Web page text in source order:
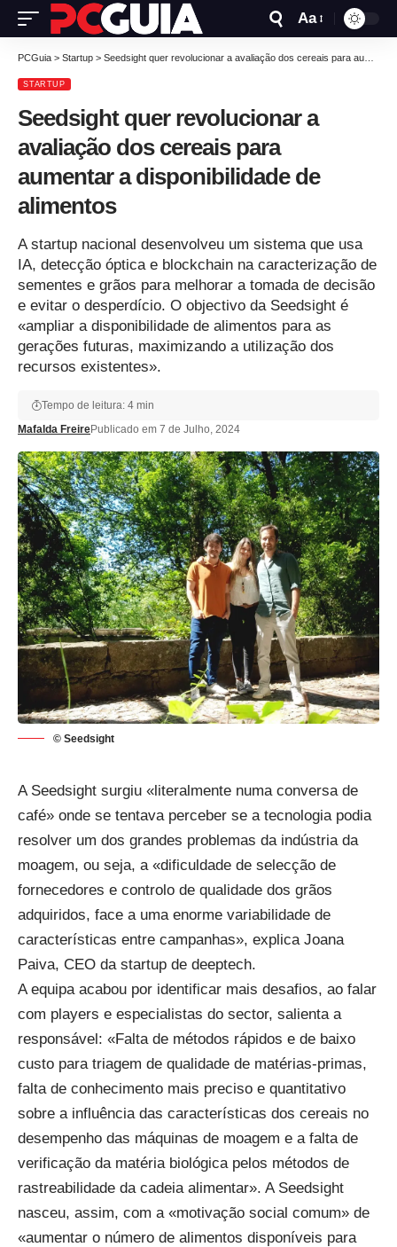
Aa
PCGuia > Startup > Seedsight quer revolucionar a avaliação dos cereais para aumentar a disponibilidade de alimentos
STARTUP
Seedsight quer revolucionar a
avaliação dos cereais para
aumentar a disponibilidade de
alimentos
A startup nacional desenvolveu um sistema que usa
IA, detecção óptica e blockchain na caracterização de
sementes e grãos para melhorar a tomada de decisão
e evitar o desperdício. O objectivo da Seedsight é
«ampliar a disponibilidade de alimentos para as
gerações futuras, maximizando a utilização dos
recursos existentes».
Mafalda FreirePublicado em 7 de Julho, 2024
Tempo de leitura: 4 min
© Seedsight
A Seedsight surgiu «literalmente numa conversa de
café» onde se tentava perceber se a tecnologia podia
resolver um dos grandes problemas da indústria da
moagem, ou seja, a «dificuldade de selecção de
fornecedores e controlo de qualidade dos grãos
adquiridos, face a uma enorme variabilidade de
características entre campanhas», explica Joana
Paiva, CEO da startup de deeptech.
A equipa acabou por identificar mais desafios, ao falar
com players e especialistas do sector, salienta a
responsável: «Falta de métodos rápidos e de baixo
custo para triagem de qualidade de matérias-primas,
falta de conhecimento mais preciso e quantitativo
sobre a influência das características dos cereais no
desempenho das máquinas de moagem e a falta de
verificação da matéria biológica pelos métodos de
rastreabilidade da cadeia alimentar». A Seedsight
nasceu, assim, com a «motivação social comum» de
«aumentar o número de alimentos disponíveis para